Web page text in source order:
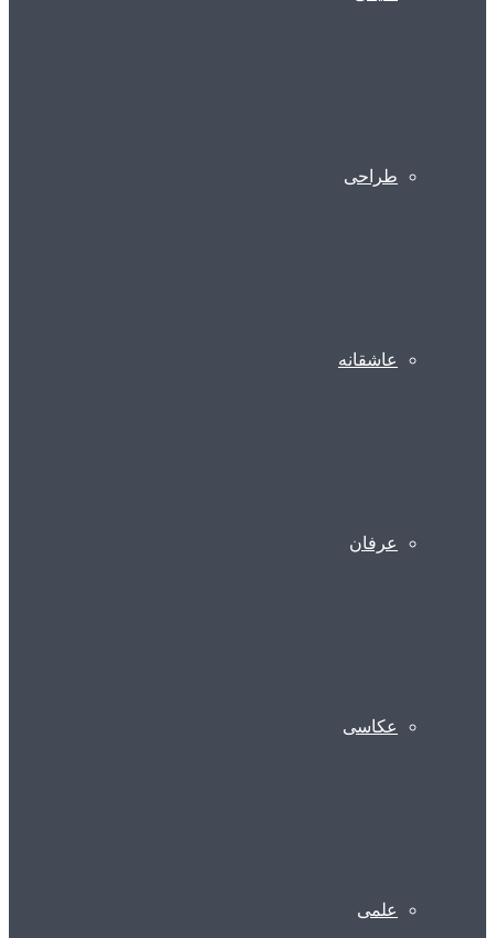
طراحی
عاشقانه
عرفان
عکاسی
علمی